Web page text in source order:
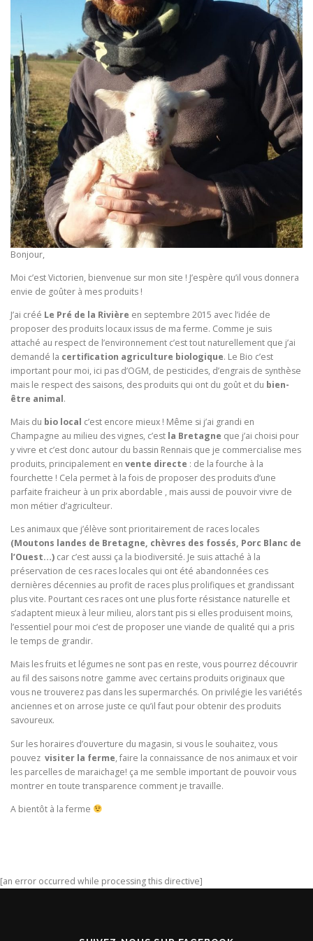
Bonjour,
Moi c’est Victorien, bienvenue sur mon site ! J’espère qu’il vous donnera
envie de goûter à mes produits !
J’ai créé Le Pré de la Rivière en septembre 2015 avec l’idée de
proposer des produits locaux issus de ma ferme. Comme je suis
attaché au respect de l’environnement c’est tout naturellement que j’ai
demandé la certification agriculture biologique. Le Bio c’est
important pour moi, ici pas d’OGM, de pesticides, d’engrais de synthèse
mais le respect des saisons, des produits qui ont du goût et du bien-
être animal.
Mais du bio local c’est encore mieux ! Même si j’ai grandi en
Champagne au milieu des vignes, c’est la Bretagne que j’ai choisi pour
y vivre et c’est donc autour du bassin Rennais que je commercialise mes
produits, principalement en vente directe : de la fourche à la
fourchette ! Cela permet à la fois de proposer des produits d’une
parfaite fraicheur à un prix abordable , mais aussi de pouvoir vivre de
mon métier d’agriculteur.
Les animaux que j’élève sont prioritairement de races locales
(Moutons landes de Bretagne, chèvres des fossés, Porc Blanc de
l’Ouest…) car c’est aussi ça la biodiversité. Je suis attaché à la
préservation de ces races locales qui ont été abandonnées ces
dernières décennies au profit de races plus prolifiques et grandissant
plus vite. Pourtant ces races ont une plus forte résistance naturelle et
s’adaptent mieux à leur milieu, alors tant pis si elles produisent moins,
l’essentiel pour moi c’est de proposer une viande de qualité qui a pris
le temps de grandir.
Mais les fruits et légumes ne sont pas en reste, vous pourrez découvrir
au fil des saisons notre gamme avec certains produits originaux que
vous ne trouverez pas dans les supermarchés. On privilégie les variétés
anciennes et on arrose juste ce qu’il faut pour obtenir des produits
savoureux.
Sur les horaires d’ouverture du magasin, si vous le souhaitez, vous
pouvez visiter la ferme, faire la connaissance de nos animaux et voir
les parcelles de maraichage! ça me semble important de pouvoir vous
montrer en toute transparence comment je travaille.
A bientôt à la ferme
[an error occurred while processing this directive]